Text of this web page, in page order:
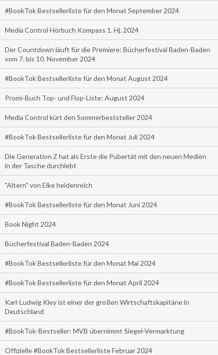
#BookTok Bestsellerliste für den Monat September 2024
Media Control Hörbuch Kompass 1. Hj. 2024
Der Countdown läuft für die Premiere: Bücherfestival Baden-Baden
vom 7. bis 10. November 2024
#BookTok Bestsellerliste für den Monat August 2024
Promi-Buch Top- und Flop-Liste: August 2024
Media Control kürt den Sommerbeststeller 2024
#BookTok Bestsellerliste für den Monat Juli 2024
Die Generation Z hat als Erste die Pubertät mit den neuen Medien
in der Tasche durchlebt
"Altern" von Elke heidenreich
#BookTok Bestsellerliste für den Monat Juni 2024
Book Night 2024
Bücherfestival Baden-Baden 2024
#BookTok Bestsellerliste für den Monat Mai 2024
#BookTok Bestsellerliste für den Monat April 2024
Karl-Ludwig Kley ist einer der großen Wirtschaftskapitäne in
Deutschland
#BookTok-Bestseller: MVB übernimmt Siegel-Vermarktung
Offizielle #BookTok Bestsellerliste Februar 2024